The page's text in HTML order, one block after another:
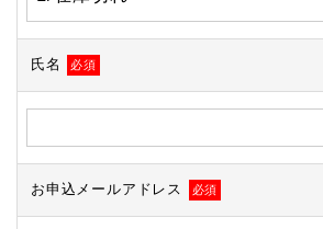
氏名 必須
お申込メールアドレス 必須